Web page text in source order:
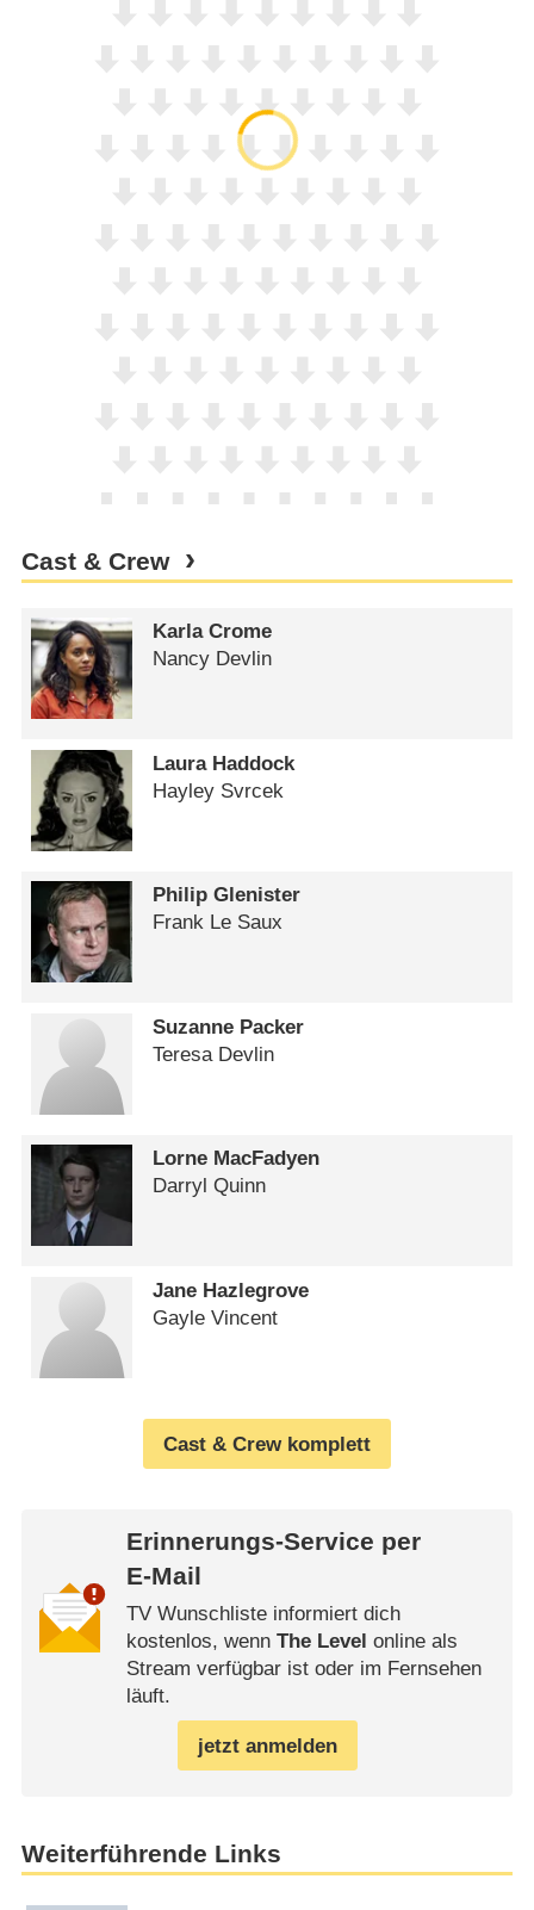
Cast & Crew
Karla Crome
Nancy Devlin
Laura Haddock
Hayley Svrcek
Philip Glenister
Frank Le Saux
Suzanne Packer
Teresa Devlin
Lorne MacFadyen
Darryl Quinn
Jane Hazlegrove
Gayle Vincent
Cast & Crew komplett
Erinnerungs-Service per
E-Mail
TV Wunschliste informiert dich
kostenlos, wenn The Level online als
Stream verfügbar ist oder im Fernsehen
läuft.
jetzt anmelden
Weiterführende Links